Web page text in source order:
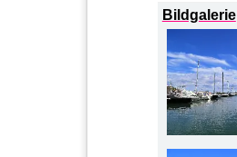
Bildgalerie